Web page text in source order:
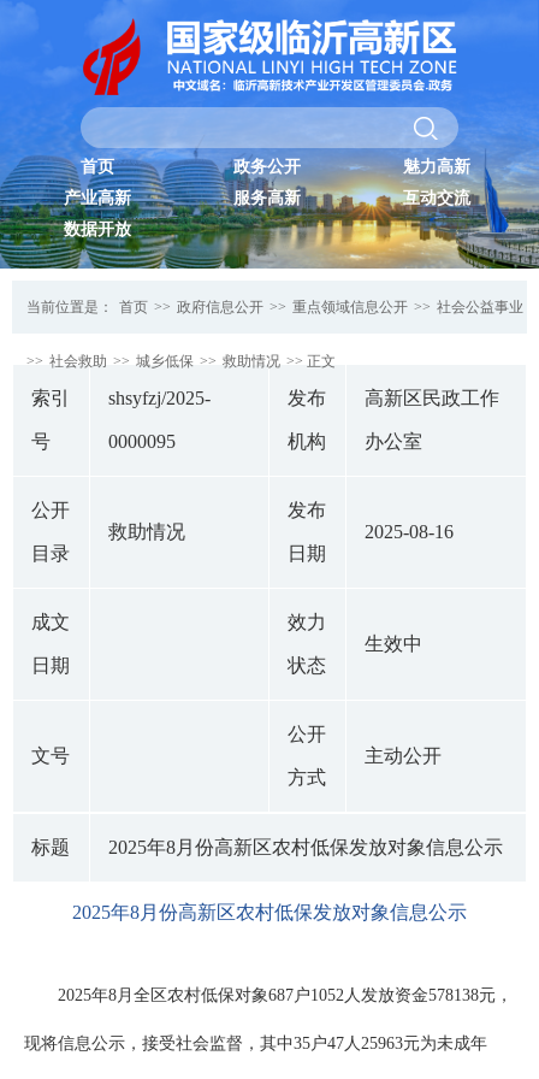
首页 政务公开
魅力高新
产业高新
服务高新
互动交流
数据开放
当前位置是： 首页 >> 政府信息公开 >> 重点领域信息公开 >> 社会公益事业
>> 社会救助 >> 城乡低保 >> 救助情况 >> 正文
索引
号
shsyfzj/2025-
0000095
发布
机构
高新区民政工作
办公室
公开
目录
救助情况
发布
日期
2025-08-16
成文
日期
效力
状态
生效中
文号
公开
方式
主动公开
标题 2025年8月份高新区农村低保发放对象信息公示
2025年8月份高新区农村低保发放对象信息公示
2025年8月全区农村低保对象687户1052人发放资金578138元，
现将信息公示，接受社会监督，其中35户47人25963元为未成年